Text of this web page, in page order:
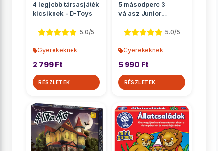
4 legjobb társasjáték
kicsiknek - D-Toys
5.0/5
Gyerekeknek
2 799 Ft
RÉSZLETEK
5 másodperc 3
válasz Junior
5.0/5
Gyerekeknek
5 990 Ft
RÉSZLETEK